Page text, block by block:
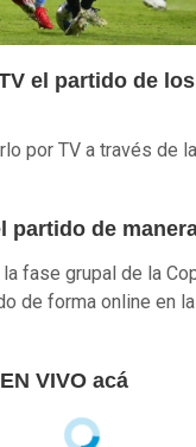
el partido de
por TV a través de
partido de
fase grupal de la
de forma online en
VIVO acá